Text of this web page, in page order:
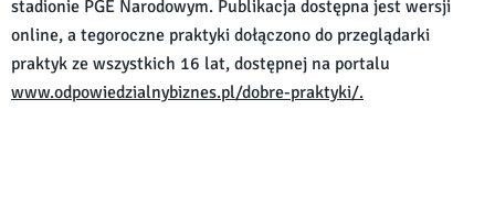
stadionie PGE Narodowym. Publikacja dostępna jest wersji
online, a tegoroczne praktyki dołączono do przeglądarki
praktyk ze wszystkich 16 lat, dostępnej na portalu
www.odpowiedzialnybiznes.pl/dobre-praktyki/.